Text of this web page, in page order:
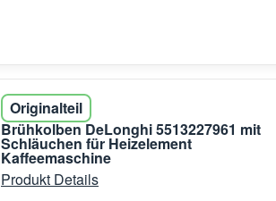
Originalteil
Brühkolben DeLonghi 5513227961 mit
Schläuchen für Heizelement
Kaffeemaschine
Produkt Details